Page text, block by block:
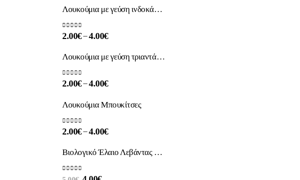
Λουκούμια με γεύση ινδοκάρυδο
0out of 5
2.00€ – 4.00€
Λουκούμια με γεύση τριαντάφυλλο
0out of 5
2.00€ – 4.00€
Λουκούμια Μπουκίτσες
0out of 5
2.00€ – 4.00€
Βιολογικό Έλαιο Λεβάντας 100% Αγνό | Φυσική Χαλάρωση & Περιποίηση
0 out of 5